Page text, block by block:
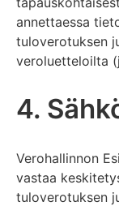
annettaessa
tuloverotuksen
veroluetteloilta
4.
Verohallinnon
vastaa
tuloverotuksen